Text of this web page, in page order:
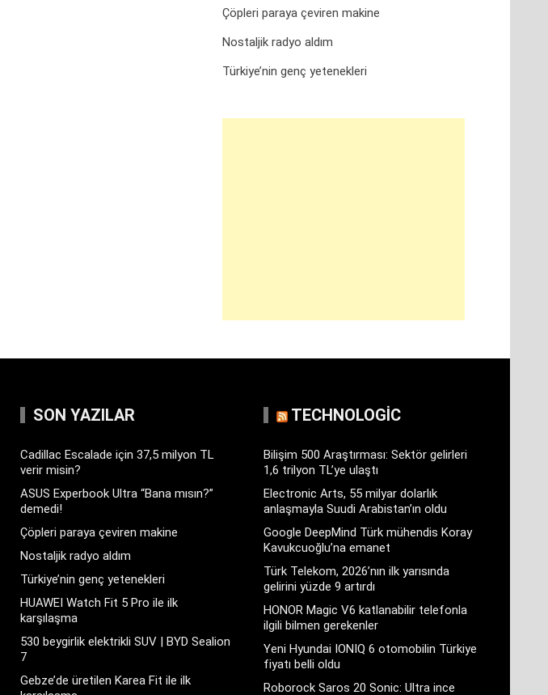
Çöpleri paraya çeviren makine
Nostaljik radyo aldım
Türkiye’nin genç yetenekleri
SON YAZILAR
Cadillac Escalade için 37,5 milyon TL
verir misin?
ASUS Experbook Ultra “Bana mısın?”
demedi!
Çöpleri paraya çeviren makine
Nostaljik radyo aldım
Türkiye’nin genç yetenekleri
HUAWEI Watch Fit 5 Pro ile ilk
karşılaşma
530 beygirlik elektrikli SUV | BYD Sealion
7
Gebze’de üretilen Karea Fit ile ilk
TECHNOLOGIC
Bilişim 500 Araştırması: Sektör gelirleri
1,6 trilyon TL’ye ulaştı
Electronic Arts, 55 milyar dolarlık
anlaşmayla Suudi Arabistan’ın oldu
Google DeepMind Türk mühendis Koray
Kavukcuoğlu’na emanet
Türk Telekom, 2026’nın ilk yarısında
gelirini yüzde 9 artırdı
HONOR Magic V6 katlanabilir telefonla
ilgili bilmen gerekenler
Yeni Hyundai IONIQ 6 otomobilin Türkiye
fiyatı belli oldu
Roborock Saros 20 Sonic: Ultra ince